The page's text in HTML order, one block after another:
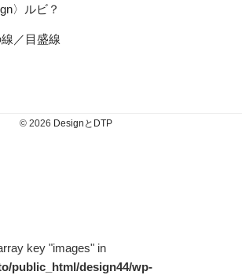
〉ルビ？
線／目盛線
© 2026 DesignとDTP
key "images" in
public_html/design44/wp-